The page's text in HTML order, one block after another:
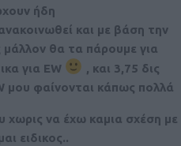
ήδη
και με βάση την
μάλλον θα τα πάρουμε για
για EW
, και 3,75 δις
μου φαίνονται κάπως πολλά
χωρις να έχω καμια σχέση με
ειδικος..